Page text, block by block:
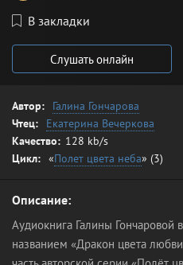
В закладки
Слушать онлайн
Автор:
Галина Гончарова
Чтец:
Екатерина Вечеркова
Качество: 128 kb/s
Цикл: «Полет цвета неба» (3)
Описание:
Аудиокнига Галины
названием «Дракон цвета